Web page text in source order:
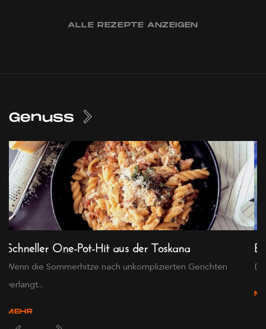
ALLE REZEPTE ANZEIGEN
Genuss
Schneller One-Pot-Hit aus der Toskana
Wenn die Sommerhitze nach unkomplizierten Gerichten
verlangt...
MEHR